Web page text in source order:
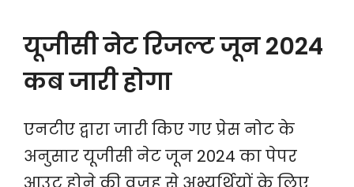
यूजीसी नेट रिजल्ट जून 2024
कब जारी होगा
एनटीए द्वारा जारी किए गए प्रेस नोट के
अनुसार यूजीसी नेट जून 2024 का पेपर